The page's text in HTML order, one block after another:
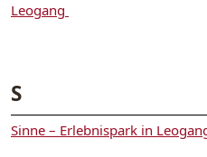
Leogang
S
Sinne – Erlebnispark in